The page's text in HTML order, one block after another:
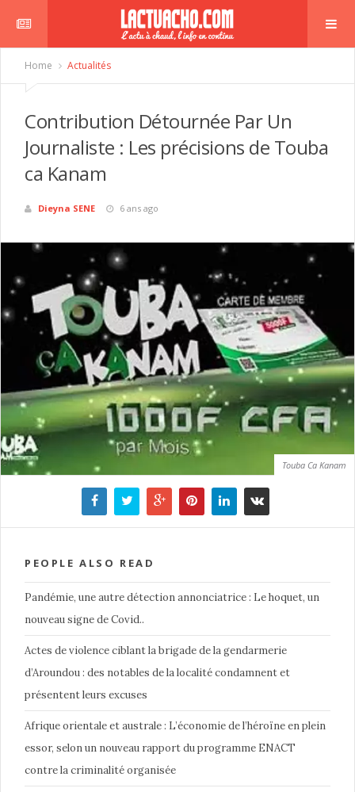
Home Actualités
Contribution Détournée Par Un
Journaliste : Les précisions de Touba
ca Kanam
Dieyna SENE 6 ans ago
Touba Ca Kanam
PEOPLE ALSO READ
Pandémie, une autre détection annonciatrice : Le hoquet, un
nouveau signe de Covid..
Actes de violence ciblant la brigade de la gendarmerie
d’Aroundou : des notables de la localité condamnent et
présentent leurs excuses
Afrique orientale et australe : L’économie de l’héroïne en plein
essor, selon un nouveau rapport du programme ENACT
contre la criminalité organisée